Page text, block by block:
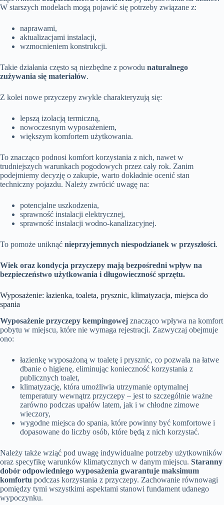
W starszych modelach mogą pojawić się potrzeby związane z:
naprawami,
aktualizacjami instalacji,
wzmocnieniem konstrukcji.
Takie działania często są niezbędne z powodu naturalnego
zużywania się materiałów.
Z kolei nowe przyczepy zwykle charakteryzują się:
lepszą izolacją termiczną,
nowoczesnym wyposażeniem,
większym komfortem użytkowania.
To znacząco podnosi komfort korzystania z nich, nawet w
trudniejszych warunkach pogodowych przez cały rok. Zanim
podejmiemy decyzję o zakupie, warto dokładnie ocenić stan
techniczny pojazdu. Należy zwrócić uwagę na:
potencjalne uszkodzenia,
sprawność instalacji elektrycznej,
sprawność instalacji wodno-kanalizacyjnej.
To pomoże uniknąć nieprzyjemnych niespodzianek w przyszłości.
Wiek oraz kondycja przyczepy mają bezpośredni wpływ na
bezpieczeństwo użytkowania i długowieczność sprzętu.
Wyposażenie: łazienka, toaleta, prysznic, klimatyzacja, miejsca do
spania
Wyposażenie przyczepy kempingowej znacząco wpływa na komfort
pobytu w miejscu, które nie wymaga rejestracji. Zazwyczaj obejmuje
ono:
łazienkę wyposażoną w toaletę i prysznic, co pozwala na łatwe
dbanie o higienę, eliminując konieczność korzystania z
publicznych toalet,
klimatyzację, która umożliwia utrzymanie optymalnej
temperatury wewnątrz przyczepy – jest to szczególnie ważne
zarówno podczas upałów latem, jak i w chłodne zimowe
wieczory,
wygodne miejsca do spania, które powinny być komfortowe i
dopasowane do liczby osób, które będą z nich korzystać.
Należy także wziąć pod uwagę indywidualne potrzeby użytkowników
oraz specyfikę warunków klimatycznych w danym miejscu. Staranny
dobór odpowiedniego wyposażenia gwarantuje maksimum
komfortu podczas korzystania z przyczepy. Zachowanie równowagi
pomiędzy tymi wszystkimi aspektami stanowi fundament udanego
wypoczynku.